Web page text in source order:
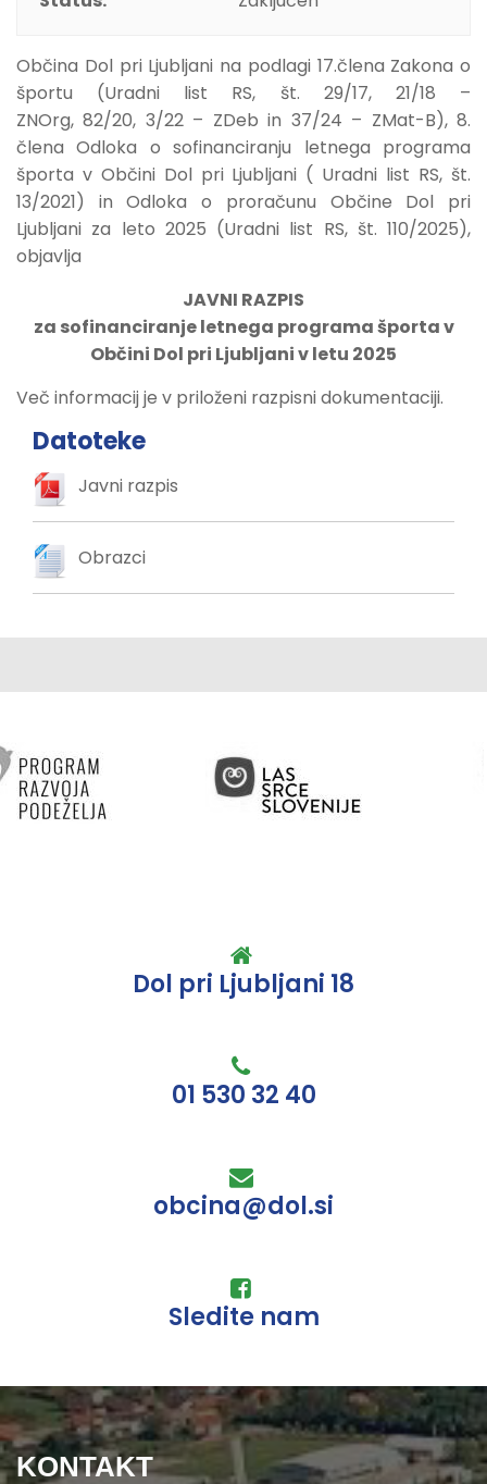
Občina Dol pri Ljubljani na podlagi 17.člena Zakona o
športu (Uradni list RS, št. 29/17, 21/18 –
ZNOrg, 82/20, 3/22 – ZDeb in 37/24 – ZMat-B), 8.
člena Odloka o sofinanciranju letnega programa
športa v Občini Dol pri Ljubljani ( Uradni list RS, št.
13/2021) in Odloka o proračunu Občine Dol pri
Ljubljani za leto 2025 (Uradni list RS, št. 110/2025),
objavlja
JAVNI RAZPIS
za sofinanciranje letnega programa športa v
Občini Dol pri Ljubljani v letu 2025
Več informacij je v priloženi razpisni dokumentaciji.
Datoteke
Javni razpis
Obrazci
Dol pri Ljubljani 18
01 530 32 40
obcina@dol.si
Sledite nam
KONTAKT